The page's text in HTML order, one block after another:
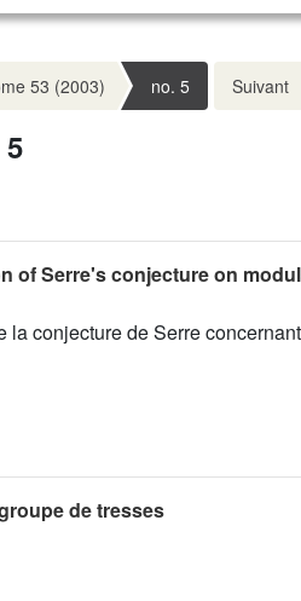
53 (2003) no. 5 Suivant
of Serre's conjecture on
la conjecture de Serre
de tresses